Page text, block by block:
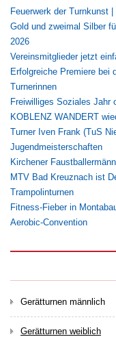
Feuerwerk der Turnkunst
Gold und zweimal Silber
2026
Vereinsmitglieder jetzt
Erfolgreiche Premiere bei
Turnerinnen
Freiwilliges Soziales Jahr
KOBLENZ WANDERT
Turner Iven Frank (TuS
Jugendmeisterschaften
Kirchener
MTV Bad Kreuznach ist
Trampolinturnen
Fitness-Fieber in
Aerobic-Convention
Gerätturnen männlich
Gerätturnen weiblich